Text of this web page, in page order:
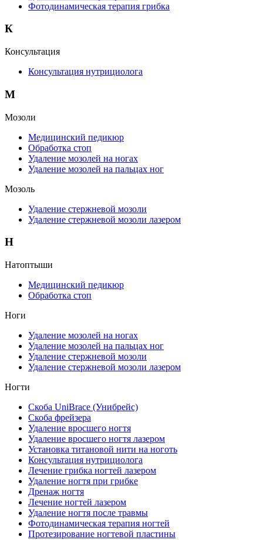
Фотодинамическая терапия грибка
К
Консультация
Консультация нутрициолога
М
Мозоли
Медицинский педикюр
Обработка стоп
Удаление мозолей на ногах
Удаление мозолей на пальцах ног
Мозоль
Удаление стержневой мозоли
Удаление стержневой мозоли лазером
Н
Натоптыши
Медицинский педикюр
Обработка стоп
Ноги
Удаление мозолей на ногах
Удаление мозолей на пальцах ног
Удаление стержневой мозоли
Удаление стержневой мозоли лазером
Ногти
Скоба UniBrace (Унибрейс)
Скоба фрейзера
Удаление вросшего ногтя
Удаление вросшего ногтя лазером
Установка титановой нити на ноготь
Консультация нутрициолога
Лечение грибка ногтей лазером
Удаление ногтя при грибке
Дренаж ногтя
Лечение ногтей лазером
Удаление ногтя после травмы
Фотодинамическая терапия ногтей
Протезирование ногтевой пластины